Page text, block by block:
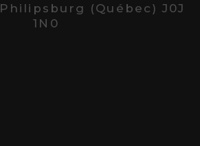
Philipsburg (Québec) J0J
1N0